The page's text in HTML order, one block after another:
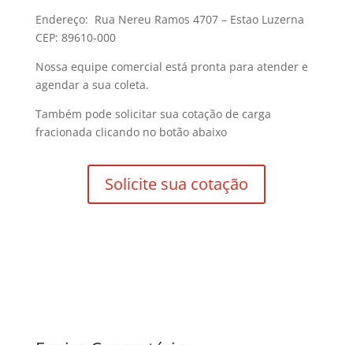
Endereço: Rua Nereu Ramos 4707 – Estao Luzerna
CEP: 89610-000
Nossa equipe comercial está pronta para atender e
agendar a sua coleta.
Também pode solicitar sua cotação de carga
fracionada clicando no botão abaixo
Solicite sua cotação